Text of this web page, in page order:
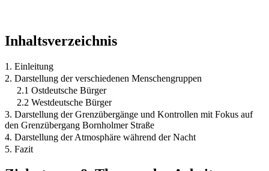
Inhaltsverzeichnis
1. Einleitung
2. Darstellung der verschiedenen Menschengruppen
2.1 Ostdeutsche Bürger
2.2 Westdeutsche Bürger
3. Darstellung der Grenzübergänge und Kontrollen mit Fokus auf
den Grenzübergang Bornholmer Straße
4. Darstellung der Atmosphäre während der Nacht
5. Fazit